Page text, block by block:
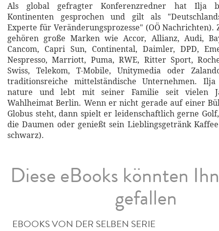
Als global gefragter Konferenzredner hat Ilja
Kontinenten gesprochen und gilt als
Experte für Veränderungsprozesse" (OÖ Nachrichten).
gehören große Marken wie Accor, Allianz, Audi,
Cancom, Capri Sun, Continental, Daimler, DPD,
Nespresso, Marriott, Puma, RWE, Ritter Sport,
Swiss, Telekom, T-Mobile, Unitymedia oder
traditionsreiche mittelständische Unternehmen.
nature und lebt mit seiner Familie seit vielen
Wahlheimat Berlin. Wenn er nicht gerade auf einer
Globus steht, dann spielt er leidenschaftlich gerne
die Daumen oder genießt sein Lieblingsgetränk
schwarz).
Diese eBooks könnten
gefallen
EBOOKS VON DER SELBEN SERIE